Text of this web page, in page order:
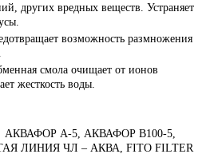
других вредных веществ. Устраняет
возможность размножения
смола очищает от ионов
жесткость воды.
АКВАФОР А-5, АКВАФОР B100-5,
ЛИНИЯ ЧЛ – АКВА, FITO FILTER